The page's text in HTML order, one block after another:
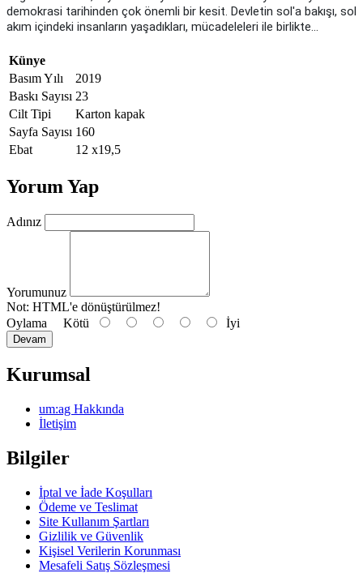
demokrasi tarihinden çok önemli bir kesit. Devletin sol'a bakışı, sol
akım içindeki insanların yaşadıkları, mücadeleleri ile birlikte...
Künye
Basım Yılı
2019
Baskı Sayısı 23
Cilt Tipi
Karton kapak
Sayfa Sayısı 160
Ebat
12 x19,5
Yorum Yap
Adınız
Yorumunuz
Not: HTML'e dönüştürülmez!
Oylama Kötü İyi
Devam
Kurumsal
um:ag Hakkında
İletişim
Bilgiler
İptal ve İade Koşulları
Ödeme ve Teslimat
Site Kullanım Şartları
Gizlilik ve Güvenlik
Kişisel Verilerin Korunması
Mesafeli Satış Sözleşmesi